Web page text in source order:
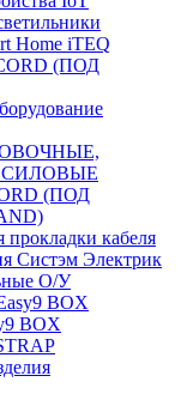
Home iTEQ
(ПОД
(ПОД
кабеля
Систэм Электрик
О/У
BOX
BOX